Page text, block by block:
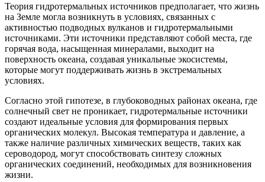
Теория гидротермальных источников предполагает, что жизнь
на Земле могла возникнуть в условиях, связанных с
активностью подводных вулканов и гидротермальными
источниками. Эти источники представляют собой места, где
горячая вода, насыщенная минералами, выходит на
поверхность океана, создавая уникальные экосистемы,
которые могут поддерживать жизнь в экстремальных
условиях.
Согласно этой гипотезе, в глубоководных районах океана, где
солнечный свет не проникает, гидротермальные источники
создают идеальные условия для формирования первых
органических молекул. Высокая температура и давление, а
также наличие различных химических веществ, таких как
сероводород, могут способствовать синтезу сложных
органических соединений, необходимых для возникновения
жизни.